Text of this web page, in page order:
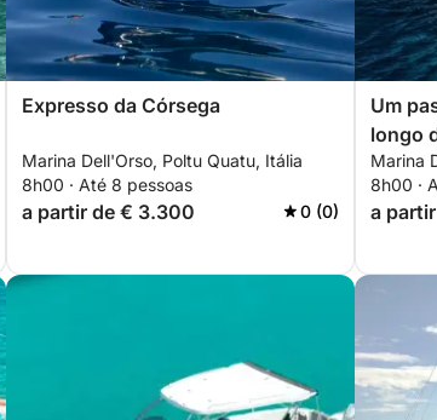
Expresso da Córsega
Marina Dell'Orso, Poltu Quatu, Itália
8h00 · Até 8 pessoas
a partir de € 3.300 0 (0)
Um
longo
Porto
Marina
8h00 ·
a